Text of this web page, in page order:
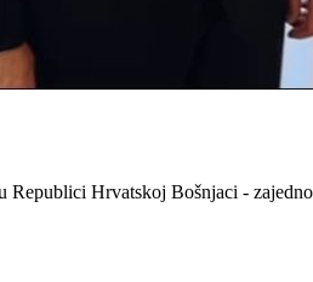
Hrvatskoj Bošnjaci -